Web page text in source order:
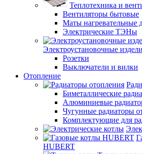
Теплотехника и
Вентиляторы бытовые
Маты нагревательные
Электрические ТЭНы
Электроустановочные
Розетки
Выключатели и вилки
Отопление
Биметаллические
Алюминиевые
Чугунные радиаторы
Комплектующие для
HUBERT